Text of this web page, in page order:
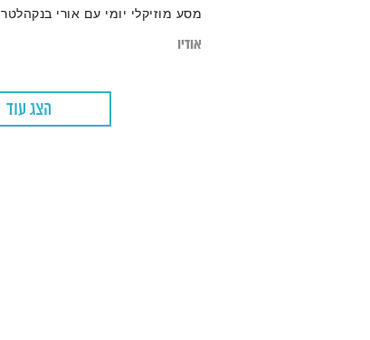
מסע מוזיקלי יומי עם אורי בנקהלטר
אודיו
הצג עוד